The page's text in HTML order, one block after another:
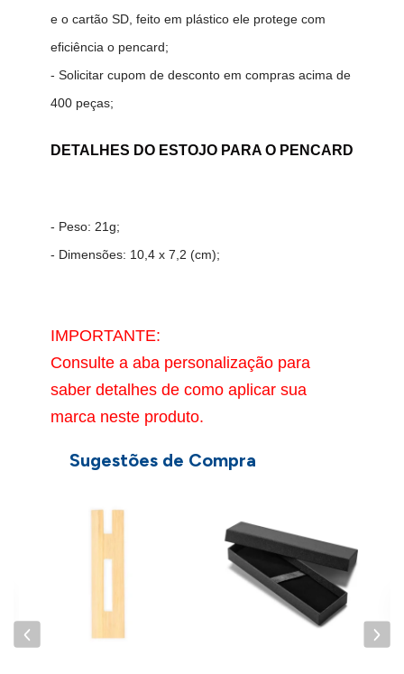
e o cartão SD, feito em plástico ele protege com
eficiência o pencard;
- Solicitar cupom de desconto em compras acima de
400 peças;
DETALHES DO ESTOJO PARA O PENCARD
- Peso: 21g;
- Dimensões: 10,4 x 7,2 (cm);
IMPORTANTE:
Consulte a aba personalização para
saber detalhes de como aplicar sua
marca neste produto.
Sugestões de Compra